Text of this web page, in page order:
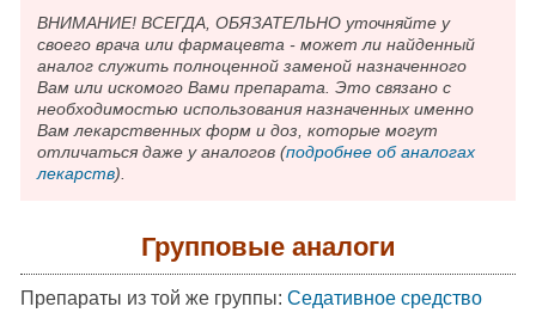
ВНИМАНИЕ! ВСЕГДА, ОБЯЗАТЕЛЬНО уточняйте у
своего врача или фармацевта - может ли найденный
аналог служить полноценной заменой назначенного
Вам или искомого Вами препарата. Это связано с
необходимостью использования назначенных именно
Вам лекарственных форм и доз, которые могут
отличаться даже у аналогов (подробнее об аналогах
лекарств).
Групповые аналоги
Препараты из той же группы: Седативное средство